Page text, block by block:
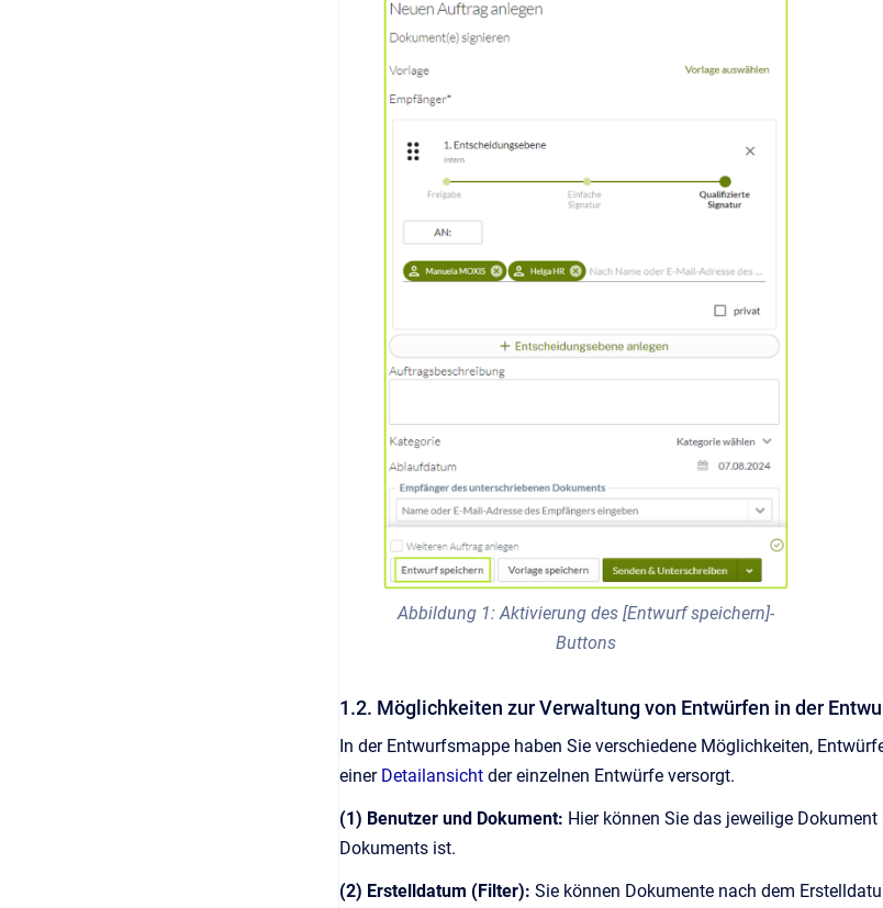
Abbildung 1: Aktivierung des [Entwurf speichern]-
Buttons
1.2. Möglichkeiten zur Verwaltung von Entwürfen in der
In der Entwurfsmappe haben Sie verschiedene Möglichkeiten,
einer Detailansicht der einzelnen Entwürfe versorgt.
(1) Benutzer und Dokument: Hier können Sie das jeweilige
Dokuments ist.
(2) Erstelldatum (Filter): Sie können Dokumente nach dem